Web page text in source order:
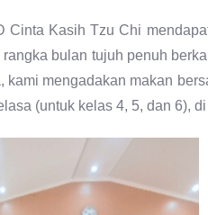
Cinta Kasih Tzu Chi
bulan tujuh penuh
kami mengadakan makan
(untuk kelas 4, 5, dan 6),